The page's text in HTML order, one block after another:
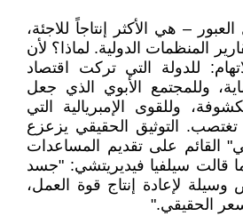
– هي الأكثر إنتاجاً للاجئة،
المنظمات الدولية. لماذا؟ لأن
للدولة التي تركت اقتصاد
وللمجتمع الأبوي الذي جعل
وللقوى الإمبريالية التي
تغتصب. التوثيق الحقيقي يزعزع
القائم على تقديم المساعدات
قالت سيلفيا فيديريتشي: "جسد
وسيلة لإعادة إنتاج قوة العمل،
الحقيقي."